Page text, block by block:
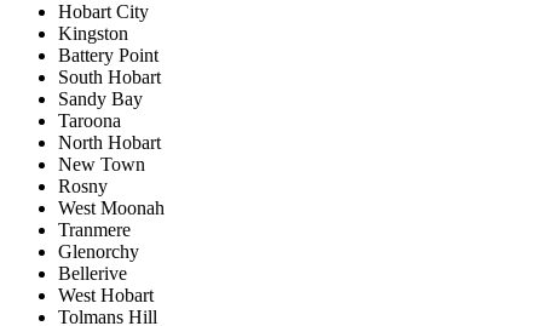
Hobart City
Kingston
Battery Point
South Hobart
Sandy Bay
Taroona
North Hobart
New Town
Rosny
West Moonah
Tranmere
Glenorchy
Bellerive
West Hobart
Tolmans Hill